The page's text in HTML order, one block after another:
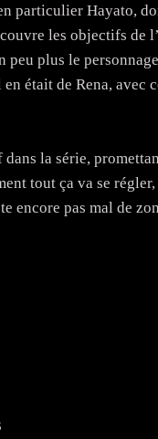
particulier Hayato,
les objectifs de
peu plus le
était de Rena,
la série,
tout ça va se
encore pas mal de